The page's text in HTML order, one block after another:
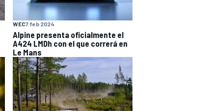
WEC7 feb 2024
Alpine presenta oficialmente el
A424 LMDh con el que correrá en
Le Mans